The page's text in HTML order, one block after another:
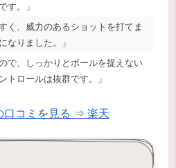
す。」
く、威力のあるショットを打てま
なりました。」
で、しっかりとボールを捉えない
トロールは抜群です。」
口コミを見る ⇒ 楽天